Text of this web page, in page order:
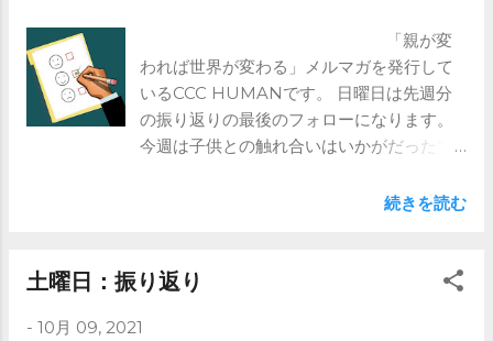
み記載しています。 全文は是非メルマガ
をご登録ください。 https://www.ccc-
human.com/mail-magazine
「親が変
われば世界が変わる」メルマガを発行して
いるCCC HUMANです。 日曜日は先週分
の振り返りの最後のフォローになります。
今週は子供との触れ合いはいかがだったで
その結果が子供に反映されれば、 世界は変
human.com/mail-magazine
続きを読む
土曜日：振り返り
- 10月 09, 2021